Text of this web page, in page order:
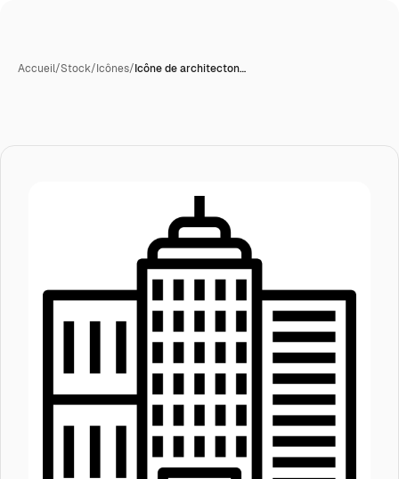
Accueil/Stock/Icônes/Icône de architecton…